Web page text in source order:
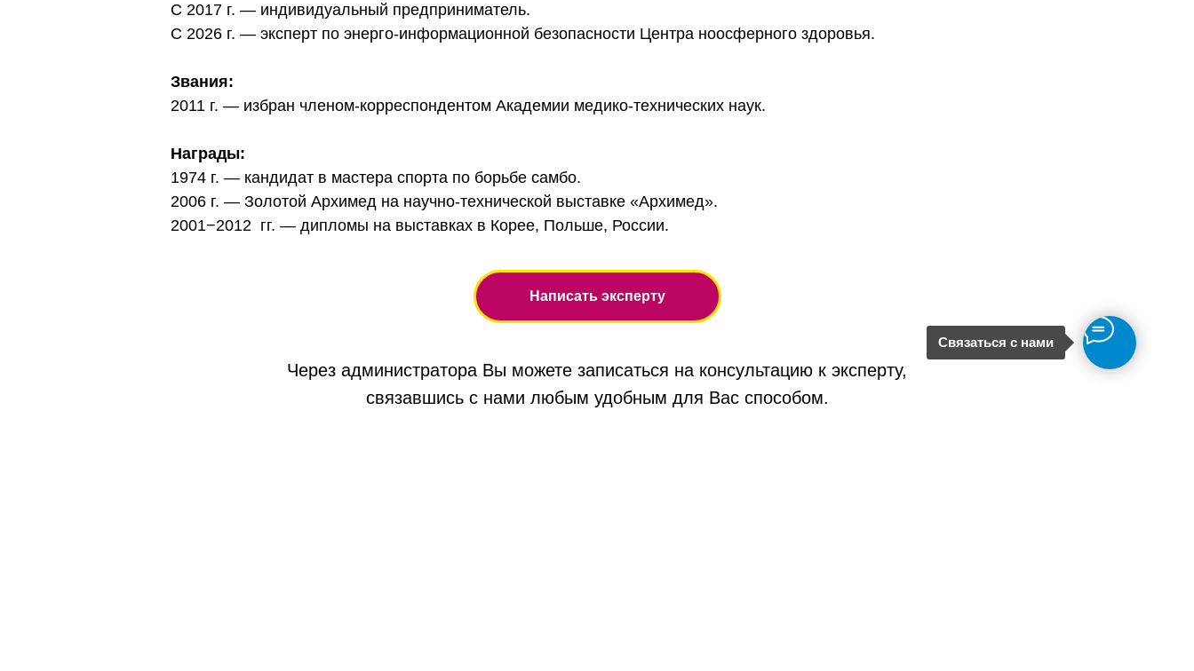
С 2017 г. — индивидуальный предприниматель.
С 2026 г. — эксперт по энерго-информационной безопасности Центра ноосферного здоровья.
Звания:
2011 г. — избран членом-корреспондентом Академии медико-технических наук.
Награды:
1974 г. — кандидат в мастера спорта по борьбе самбо.
2006 г. — Золотой Архимед на научно-технической выставке «Архимед».
2001−2012 гг. — дипломы на выставках в Корее, Польше, России.
Написать эксперту
Через администратора Вы можете записаться на консультацию к эксперту,
связавшись с нами любым удобным для Вас способом.
Связаться с нами